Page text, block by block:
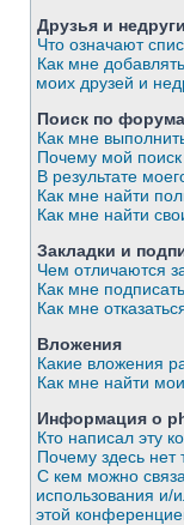
Друзья и недруги
Что означают
Как мне
моих друзей и
Поиск по
Как мне
Почему мой поиск
В результате
Как мне найти
Как мне найти
Закладки и
Чем отличаются
Как мне
Как мне
Вложения
Какие вложения
Как мне найти
Информация о
Кто написал эту
Почему здесь нет
С кем можно
использования и/
этой